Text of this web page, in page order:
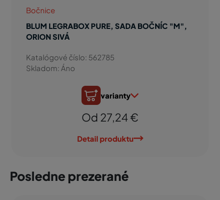
Bočnice
BLUM LEGRABOX PURE, SADA BOČNÍC "M",
ORION SIVÁ
Katalógové číslo: 562785
Skladom: Áno
varianty
Od 27,24 €
Detail produktu
Posledne prezerané